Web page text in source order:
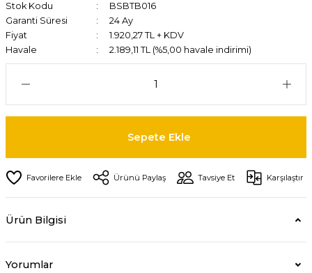
Stok Kodu
BSBTB016
Garanti Süresi
24 Ay
Fiyat
1.920,27 TL + KDV
Havale
2.189,11 TL (%5,00 havale indirimi)
Sepete Ekle
Ürünü Paylaş Tavsiye Et Karşılaştır
Ürün Bilgisi
Yorumlar